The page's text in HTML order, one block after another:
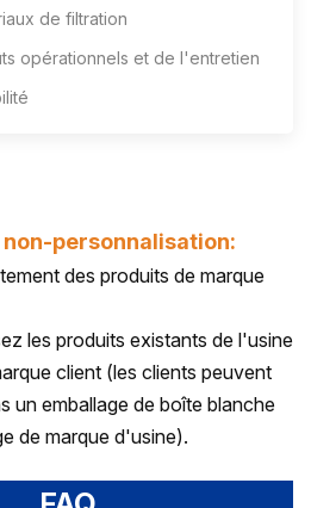
de filtration
opérationnels et de l'entretien
non-personnalisation:
des produits de marque
les produits existants de l'usine
client (les clients peuvent
un emballage de boîte blanche
de marque d'usine).